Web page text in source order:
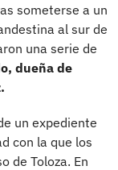
someterse a un
al sur de
una serie de
dueña de
un expediente
con la que los
de Toloza. En